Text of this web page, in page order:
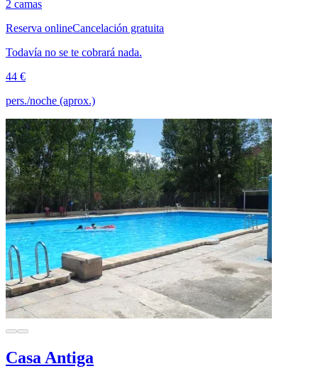
2 camas
Reserva onlineCancelación gratuita
Todavía no se te cobrará nada.
44 €
pers./noche (aprox.)
Casa Antiga